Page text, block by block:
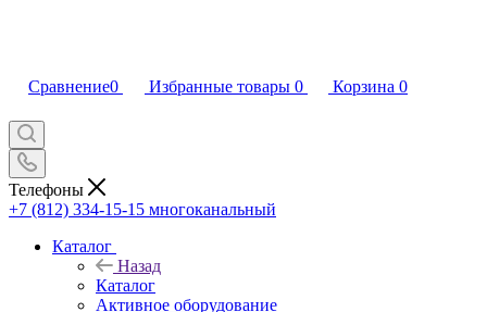
Сравнение0 Избранные товары 0 Корзина 0
Телефоны
+7 (812) 334-15-15 многоканальный
Каталог
Назад
Каталог
Активное оборудование